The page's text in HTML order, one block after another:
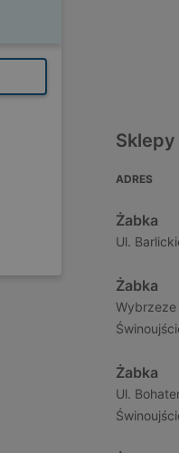
ADRES
Żabka
Ul.
Żabka
Wybrzeze
Żabka
Ul.